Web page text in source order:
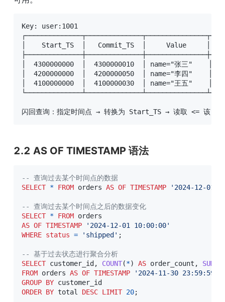
Key: user:1001
│    Start_TS  │   Commit_TS  │     Value     │
│  4300000000  │  4300000010  │ name="张三"    │
│  4200000000  │  4200000050  │ name="李四"    │
│  4100000000  │  4100000030  │ name="王五"    │
闪回查询：指定时间点 → 转换为 Start_TS → 读取 <= 该 TS
2.2 AS OF TIMESTAMP 语法
-- 查询过去某个时间点的数据
SELECT * FROM orders AS OF TIMESTAMP '2024-12-01
-- 查询过去某个时间点之后的数据变化
SELECT * FROM
AS OF TIMESTAMP
'2024-12-01 10:00:00'
WHERE status = 'shipped' ;
-- 基于过去状态进行聚合分析
SELECT customer_id, COUNT(*) AS order_count , SUM
FROM orders AS OF TIMESTAMP
'2024-11-30 23:59:59'
GROUP BY
ORDER BY total DESC LIMIT 20;